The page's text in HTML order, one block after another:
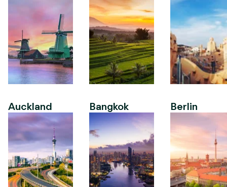
Auckland Bangkok Berlin